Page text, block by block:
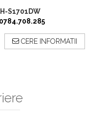
S1701DW
0784.708.285
CERE INFORMATII